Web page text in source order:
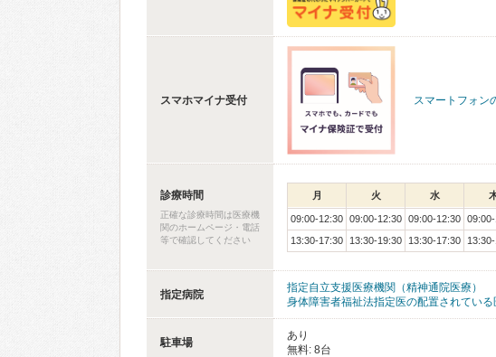
スマホマイナ受付 スマートフォン
診療時間
正確な診療時間は医療機
関のホームページ・電話
等で確認してください
月 火 水
09:00-12:30 09:00-12:30 09:00-12:30
13:30-17:30
13:30-19:30 13:30-17:30
指定病院
指定自立支援医療機関（精神通院医療）
身体障害者福祉法指定医の配置されている
駐車場
あり
無料: 8台